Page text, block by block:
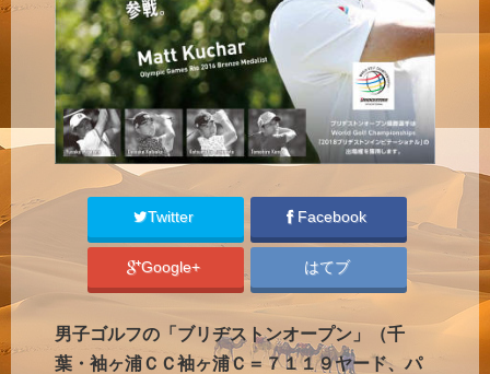
Twitter Facebook
Google+ はてブ
男子ゴルフの「ブリヂストンオープン」（千
葉・袖ヶ浦ＣＣ袖ヶ浦Ｃ＝７１１９ヤード、パ